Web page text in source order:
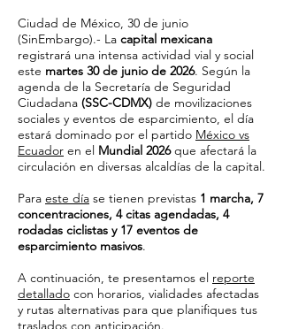
Ciudad de México, 30 de junio
(SinEmbargo).- La capital mexicana
registrará una intensa actividad vial y social
este martes 30 de junio de 2026. Según la
agenda de la Secretaría de Seguridad
Ciudadana (SSC-CDMX) de movilizaciones
sociales y eventos de esparcimiento, el día
estará dominado por el partido México vs
Ecuador en el Mundial 2026que afectará la
circulación en diversas alcaldías de la capital.
Para este día se tienen previstas 1 marcha, 7
concentraciones, 4 citas agendadas, 4
rodadas ciclistas y 17 eventos de
esparcimiento masivos.
A continuación, te presentamos el reporte
detallado con horarios, vialidades afectadas
y rutas alternativas para que planifiques tus
traslados con anticipación.